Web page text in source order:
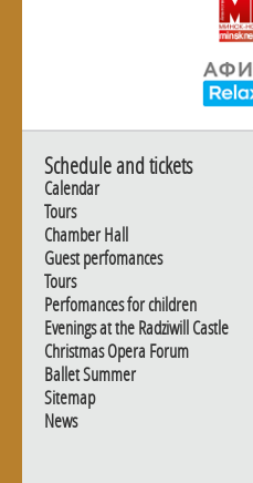
Schedule and tickets
Calendar
Tours
Chamber Hall
Guest perfomances
Tours
Perfomances for children
Evenings at the Radziwill Castle
Christmas Opera Forum
Ballet Summer
Sitemap
News